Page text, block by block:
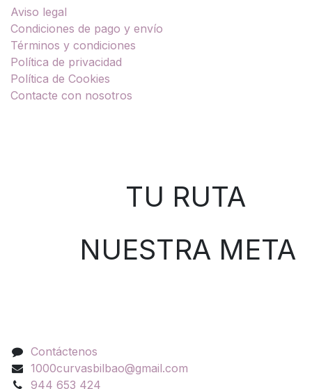
Aviso legal
Condiciones de pago y envío
Términos y condiciones
Política de privacidad
Política de Cookies
Contacte con nosotros
TU RUTA
NUESTRA META
Contáctenos
1000curvasbilbao@gmail.com
944 653 424